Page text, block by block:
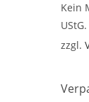
Kein
UStG.
zzgl.